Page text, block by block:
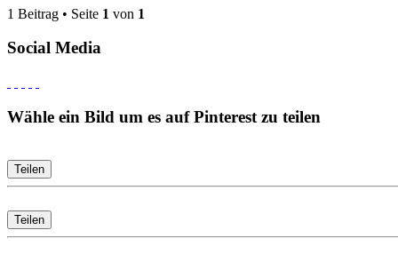
1 Beitrag • Seite 1 von 1
Social Media
Wähle ein Bild um es auf Pinterest zu teilen
Teilen
Teilen